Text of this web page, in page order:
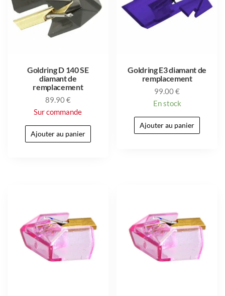
Goldring D 140 SE
diamant de
remplacement
89.90€
Sur commande
Ajouter au panier
Goldring E3 diamant de
remplacement
99.00€
En stock
Ajouter au panier